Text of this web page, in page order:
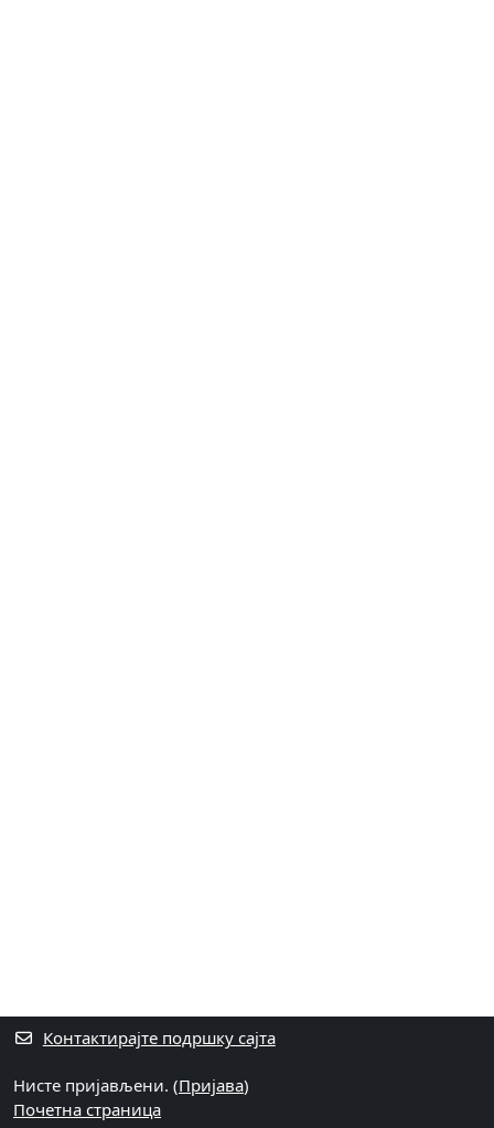
Контактирајте подршку сајта
Нисте пријављени. (Пријава)
Почетна страница